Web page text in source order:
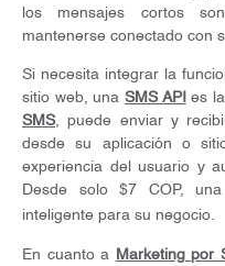
los mensajes cortos
mantenerse conectado con
Si necesita integrar la
sitio web, una SMS API es
SMS, puede enviar y
desde su aplicación o
experiencia del usuario y
Desde solo $7 COP, una
inteligente para su negocio.
En cuanto a Marketing por